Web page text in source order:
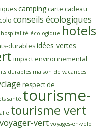
camping carte cadeau
conseils écologiques
hospitalité-écologique hotels
durablesidées vertes
impact environnemental
durables maison de vacances
respect de
santé tourisme-
tourisme vert
voyager-vert voyages-en-vélo